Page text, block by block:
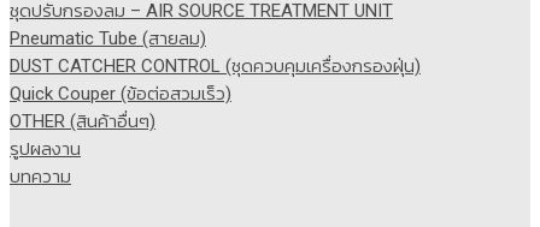
ชุดปรับกรองลม – AIR SOURCE TREATMENT UNIT
Pneumatic Tube (สายลม)
DUST CATCHER CONTROL (ชุดควบคุมเครื่องกรองฝุ่น)
Quick Couper (ข้อต่อสวมเร็ว)
OTHER (สินค้าอื่นๆ)
รูปผลงาน
บทความ